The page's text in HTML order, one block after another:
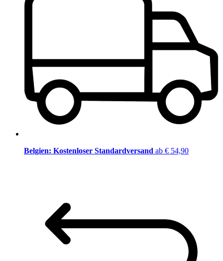
Belgien: Kostenloser Standardversand ab € 54,90